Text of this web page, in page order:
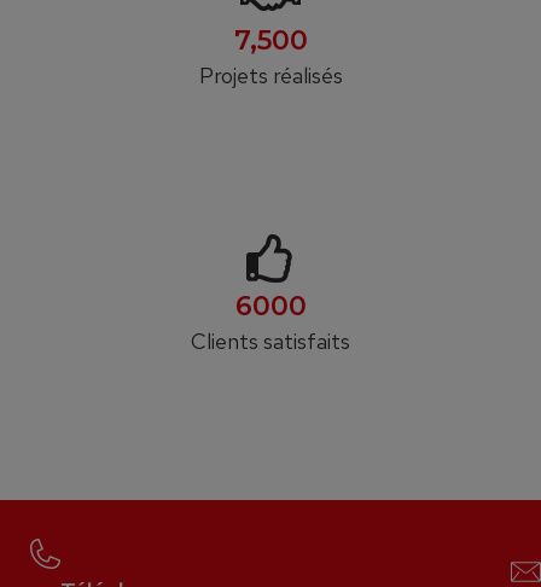
7,500
Projets réalisés
6000
Clients satisfaits